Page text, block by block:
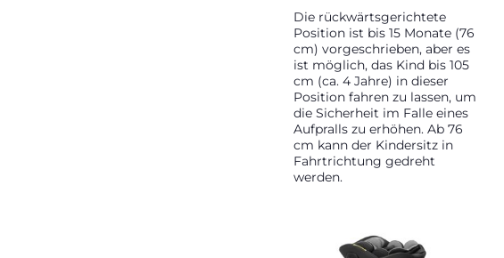
Die rückwärtsgerichtete
Position ist bis 15 Monate (76
cm) vorgeschrieben, aber es
ist möglich, das Kind bis 105
cm (ca. 4 Jahre) in dieser
Position fahren zu lassen, um
die Sicherheit im Falle eines
Aufpralls zu erhöhen. Ab 76
cm kann der Kindersitz in
Fahrtrichtung gedreht
werden.